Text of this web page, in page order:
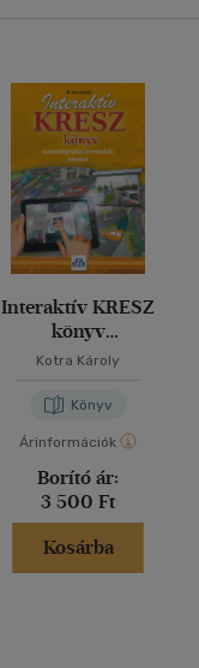
Interaktív KRESZ
könyv
személygépkocsi-
Kotra Károly
Könyv
Árinformációk
Borító ár:
3 500 Ft
Kosárba